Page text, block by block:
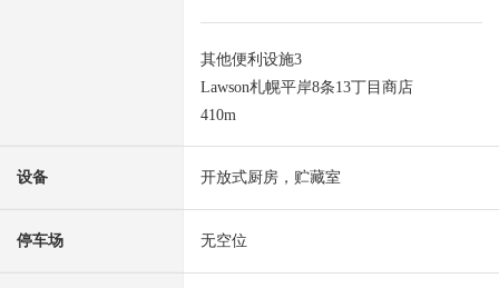
其他便利设施3
Lawson札幌平岸8条13丁目商店
410m
设备 开放式厨房，贮藏室
停车场 无空位